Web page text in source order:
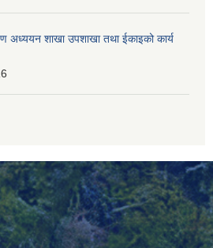
अध्ययन शाखा उपशाखा तथा ईकाइको कार्य